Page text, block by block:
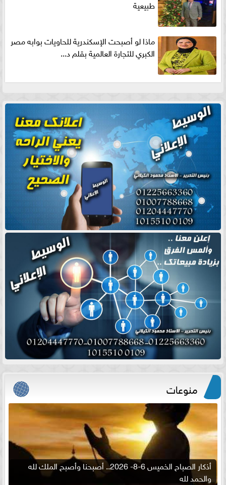
طبيعية
ماذا لو أصبحت الإسكندرية للحاويات بوابه مصر
الكبري للتجارة العالمية بقلم د...
منوعات
أذكار الصباح الخميس 6-8- 2026.. أصبحنا وأصبح الملك لله
والحمد لله